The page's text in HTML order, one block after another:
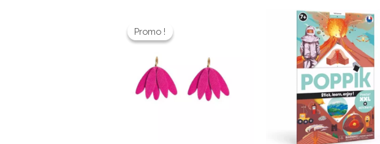
Promo !
Promo !
prix
initial
32,00 €.
22,40 €.